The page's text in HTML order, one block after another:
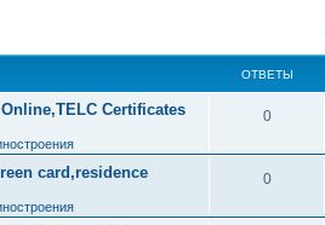
ОТВЕТЫ
Certificates
0
card,residence
0